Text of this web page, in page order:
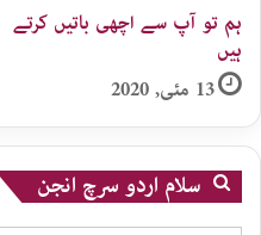
ہم تو آپ سے اچھی باتیں کرتے
ہیں
13 مئی, 2020
سلام اردو سرچ انجن